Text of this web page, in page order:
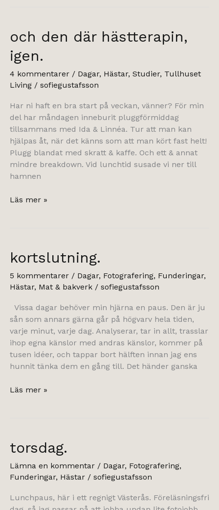
och den där hästterapin,
igen.
4 kommentarer / Dagar, Hästar, Studier, Tullhuset
Living / sofiegustafsson
Har ni haft en bra start på veckan, vänner? För min
del har måndagen inneburit pluggförmiddag
tillsammans med Ida & Linnéa. Tur att man kan
hjälpas åt, när det känns som att man kört fast helt!
Plugg blandat med skratt & kaffe. Och ett & annat
mindre breakdown. Vid lunchtid susade vi ner till
hamnen
och
Läs mer »
kortslutning.
5 kommentarer / Dagar, Fotografering, Funderingar,
Hästar, Mat & bakverk / sofiegustafsson
Vissa dagar behöver min hjärna en paus. Den är ju
sån som annars gärna går på högvarv hela tiden,
varje minut, varje dag. Analyserar, tar in allt, trasslar
ihop egna känslor med andras känslor, kommer på
tusen idéer, och tappar bort hälften innan jag ens
hunnit tänka dem en gång till. Det händer ganska
kortslutning.
Läs mer »
torsdag.
Lämna en kommentar / Dagar, Fotografering,
Funderingar, Hästar / sofiegustafsson
Lunchpaus, här i ett regnigt Västerås. Föreläsningsfri